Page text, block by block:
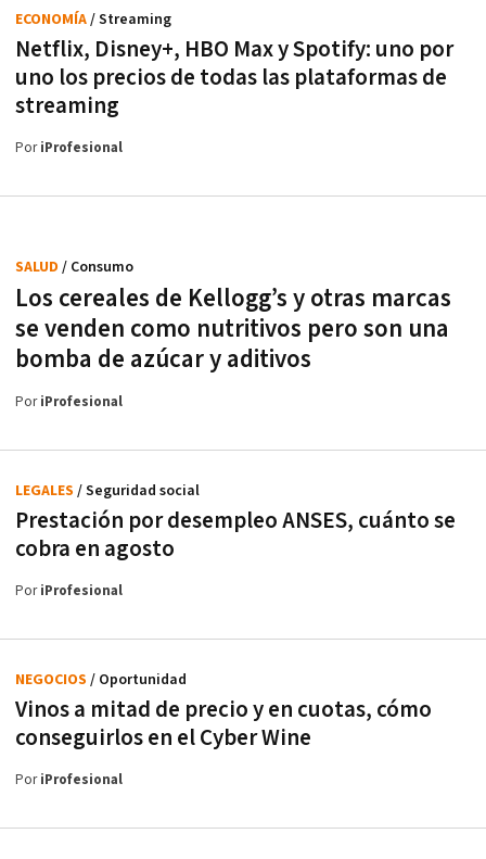
Netflix, Disney+, HBO Max y Spotify: uno por
uno los precios de todas las plataformas de
streaming
ECONOMÍA/ Streaming
PoriProfesional
Los cereales de Kellogg’s y otras marcas
se venden como nutritivos pero son una
bomba de azúcar y aditivos
SALUD / Consumo
PoriProfesional
Prestación por desempleo ANSES, cuánto se
cobra en agosto
LEGALES / Seguridad social
PoriProfesional
Vinos a mitad de precio y en cuotas, cómo
conseguirlos en el Cyber Wine
NEGOCIOS / Oportunidad
PoriProfesional